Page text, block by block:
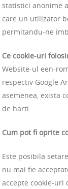
statistici anonime
care un utilizator
permitandu-ne
Ce cookie-uri
Website-ul een-
respectiv Google
asemenea, exista
de harti.
Cum pot fi oprite
Este posibila
nu mai fie
accepte cookie-uri